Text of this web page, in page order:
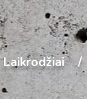
Laikrodžiai